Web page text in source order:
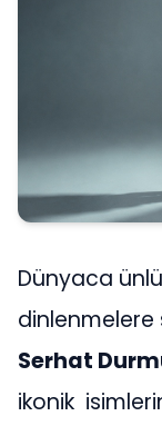
Dünyaca
dinlenmelere
Serhat
ikonik